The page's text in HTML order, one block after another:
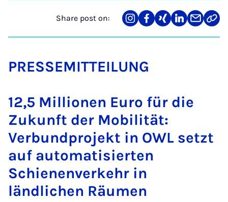
Share post on:
Share
on
Teilen
auf
Teilen
auf
Teilen
auf
Teilen
über
Link
PRESSEMITTEILUNG
12,5 Millionen Euro für die
Zukunft der Mobilität:
Verbundprojekt in OWL setzt
auf automatisierten
Schienenverkehr in
ländlichen Räumen